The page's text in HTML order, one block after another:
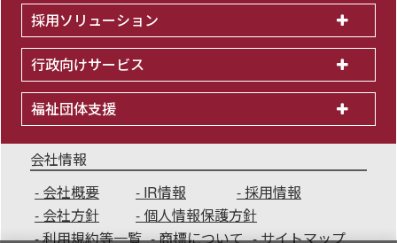
採用ソリューション
行政向けサービス
福祉団体支援
会社情報
会社概要
IR情報
採用情報
会社方針
個人情報保護方針
利用規約等一覧
商標について サイトマップ